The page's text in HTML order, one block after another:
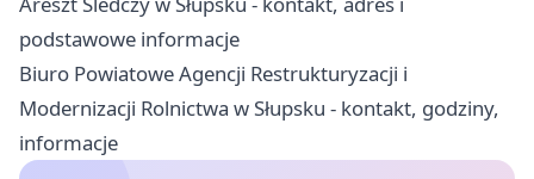
podstawowe informacje
Biuro Powiatowe Agencji Restrukturyzacji i
Modernizacji Rolnictwa w Słupsku - kontakt, godziny,
informacje